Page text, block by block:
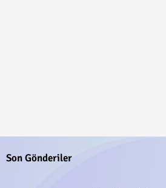
Son Gönderiler